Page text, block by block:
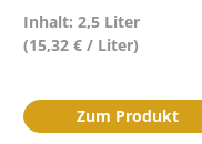
Inhalt: 2,5 Liter
(15,32 € / Liter)
Zum Produkt